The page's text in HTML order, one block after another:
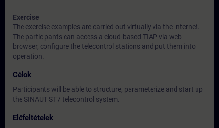
Exercise
The exercise examples are carried out virtually via the Internet.
The participants can access a cloud-based TIAP via web
browser, configure the telecontrol stations and put them into
operation.
Célok
Participants will be able to structure, parameterize and start up
the SINAUT ST7 telecontrol system.
Előfeltételek